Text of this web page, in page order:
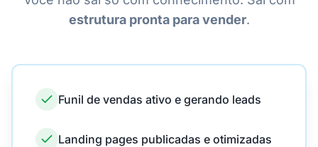
estrutura pronta para vender.
Funil de vendas ativo e gerando leads
Landing pages publicadas e otimizadas